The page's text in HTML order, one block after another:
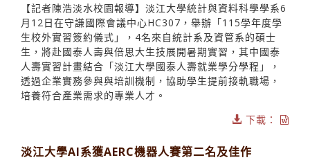
【記者陳浩淡水校園報導】淡江大學統計與資料科學學系6
月12日在守謙國際會議中心HC307，舉辦「115學年度學
生校外實習簽約儀式」，4名來自統計系及資管系的碩士
生，將赴國泰人壽與倍思大生技展開暑期實習，其中國泰
人壽實習計畫結合「淡江大學國泰人壽就業學分學程」，
透過企業實務參與與培訓機制，協助學生提前接軌職場，
培養符合產業需求的專業人才。
下載：
淡江大學AI系獲AERC機器人賽第二名及佳作